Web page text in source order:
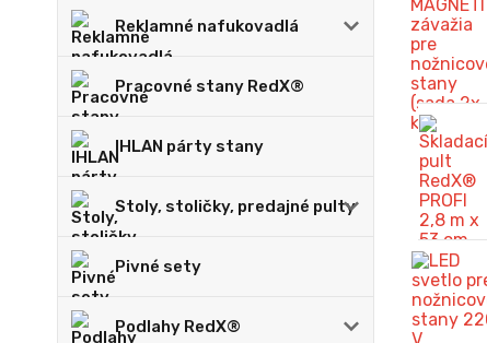
Reklamné nafukovadlá
Pracovné stany RedX®
IHLAN párty stany
Stoly, stoličky, predajné pulty
Pivné sety
Podlahy RedX®